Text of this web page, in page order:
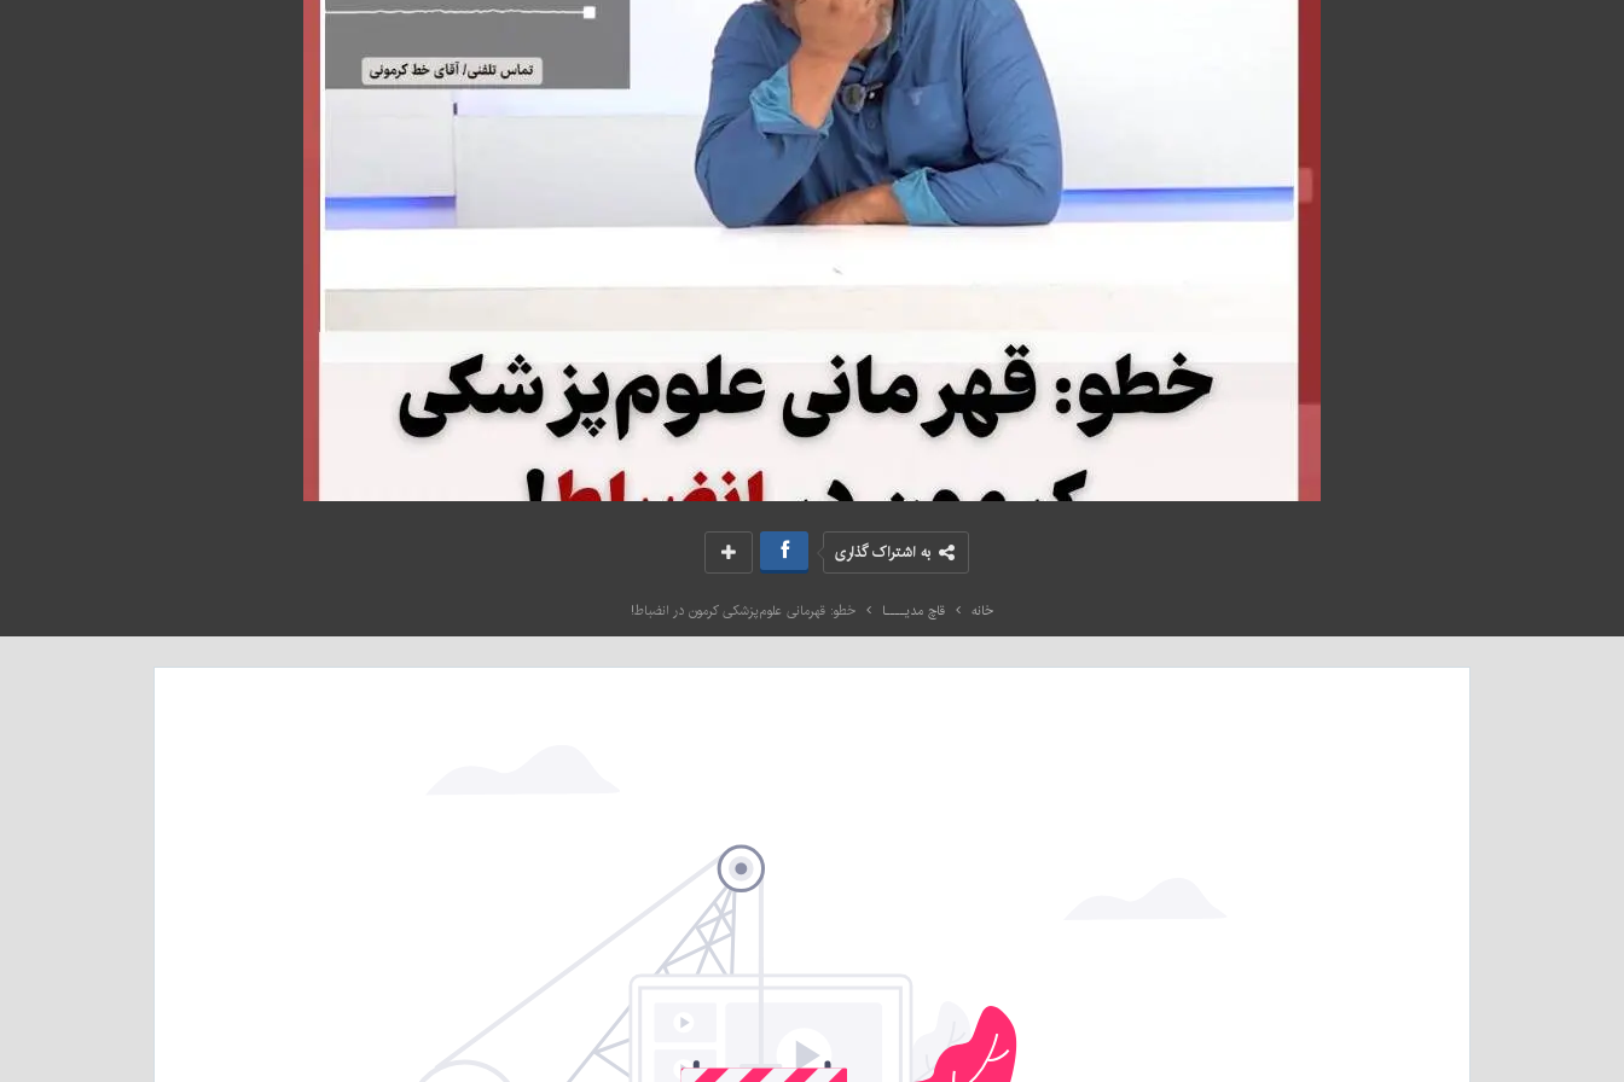
به اشتراک گذاری
خانه قاچ مدیــــا خطو: قهرمانی علوم‌پزشکی کرمون در انضباط!